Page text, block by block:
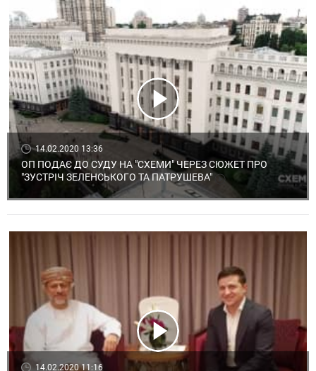
14.02.2020 13:36
ОП ПОДАЄ ДО СУДУ НА "СХЕМИ" ЧЕРЕЗ СЮЖЕТ ПРО
"ЗУСТРІЧ ЗЕЛЕНСЬКОГО ТА ПАТРУШЕВА"
14.02.2020 11:16